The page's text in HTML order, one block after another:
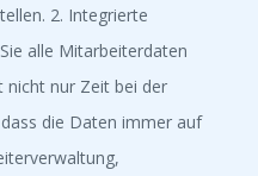
2. Integrierte
alle Mitarbeiterdaten
nicht nur Zeit bei der
die Daten immer auf